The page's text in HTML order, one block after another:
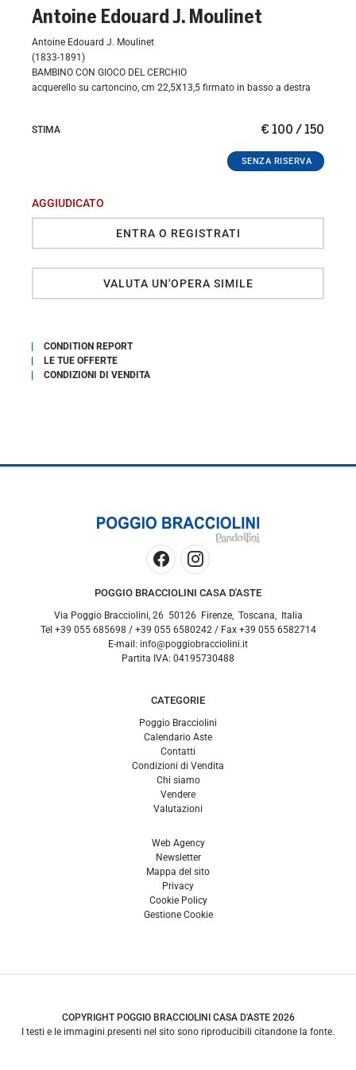
Antoine Edouard J. Moulinet
Antoine Edouard J. Moulinet
(1833-1891)
BAMBINO CON GIOCO DEL CERCHIO
acquerello su cartoncino, cm 22,5X13,5 firmato in basso a destra
€ 100 / 150
STIMA
AGGIUDICATO
ENTRA O REGISTRATI
VALUTA UN'OPERA SIMILE
CONDITION REPORT
LE TUE OFFERTE
CONDIZIONI DI VENDITA
POGGIO BRACCIOLINI CASA D'ASTE
Via Poggio Bracciolini, 26 50126 Firenze, Toscana
Italia
Tel +39 055 685698 / +39 055 6580242 / Fax +39 055 6582714
E-mail: info@poggiobracciolini.it
Partita IVA: 04195730488
CATEGORIE
Poggio Bracciolini
Calendario Aste
Contatti
Condizioni di Vendita
Chi siamo
Vendere
Valutazioni
Web Agency
Newsletter
Mappa del sito
Privacy
Cookie Policy
Gestione Cookie
COPYRIGHT POGGIO BRACCIOLINI CASA D'ASTE 2026
I testi e le immagini presenti nel sito sono riproducibili citandone la fonte.